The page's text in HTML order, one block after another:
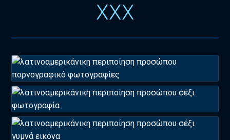
XXX